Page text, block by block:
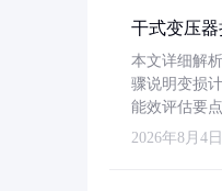
干式变压
本文详细解
骤说明变损
能效评估要点
2026年8月4日